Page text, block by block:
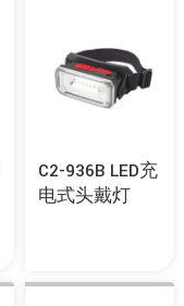
C2-936B LED充
电式头戴灯